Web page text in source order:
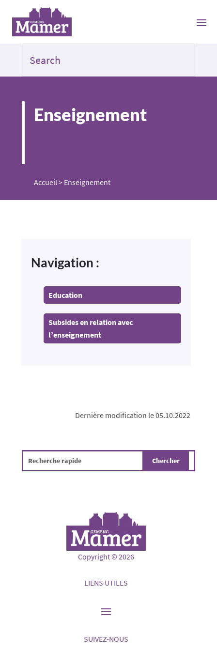
Enseignement
Accueil> Enseignement
Navigation :
Education
Subsides en relation avec
l’enseignement
Dernière modification le 05.10.2022
Copyright © 2026
LIENS UTILES
SUIVEZ-NOUS